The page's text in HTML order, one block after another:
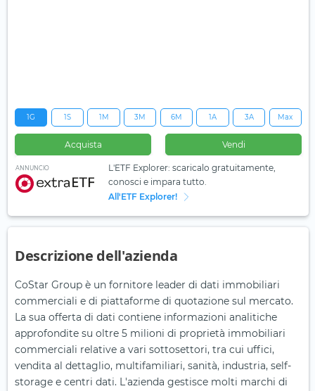
1G 1S 1M 3M 6M 1A 3A Max
Acquista Vendi
ANNUNCIO
L'ETF Explorer: scaricalo gratuitamente,
conosci e impara tutto.
All'ETF Explorer!
Descrizione dell'azienda
CoStar Group è un fornitore leader di dati immobiliari
commerciali e di piattaforme di quotazione sul mercato.
La sua offerta di dati contiene informazioni analitiche
approfondite su oltre 5 milioni di proprietà immobiliari
commerciali relative a vari sottosettori, tra cui uffici,
vendita al dettaglio, multifamiliari, sanità, industria, self-
storage e centri dati. L'azienda gestisce molti marchi di